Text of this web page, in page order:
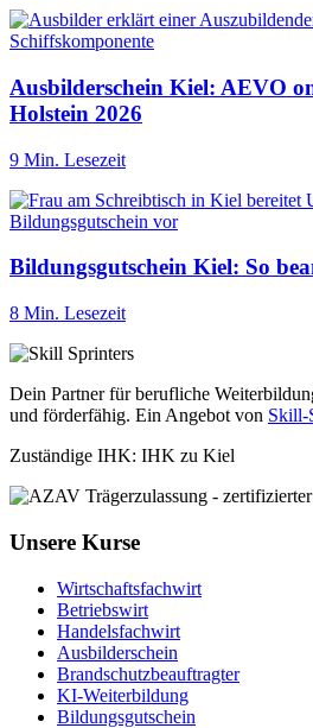
Ausbilderschein Kiel: AEVO
Holstein 2026
9 Min. Lesezeit
Bildungsgutschein Kiel: So
8 Min. Lesezeit
Dein Partner für berufliche
und förderfähig. Ein Angebot von Skill-
Zuständige IHK: IHK zu Kiel
Unsere Kurse
Wirtschaftsfachwirt
Betriebswirt
Handelsfachwirt
Ausbilderschein
Brandschutzbeauftragter
KI-Weiterbildung
Bildungsgutschein